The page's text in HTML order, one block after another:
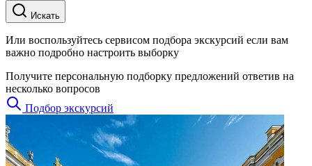
Искать
Или воспользуйтесь сервисом подбора экскурсий если вам
важно подробно настроить выборку
Получите персональную подборку предложений ответив на
несколько вопросов
Подбор экскурсий